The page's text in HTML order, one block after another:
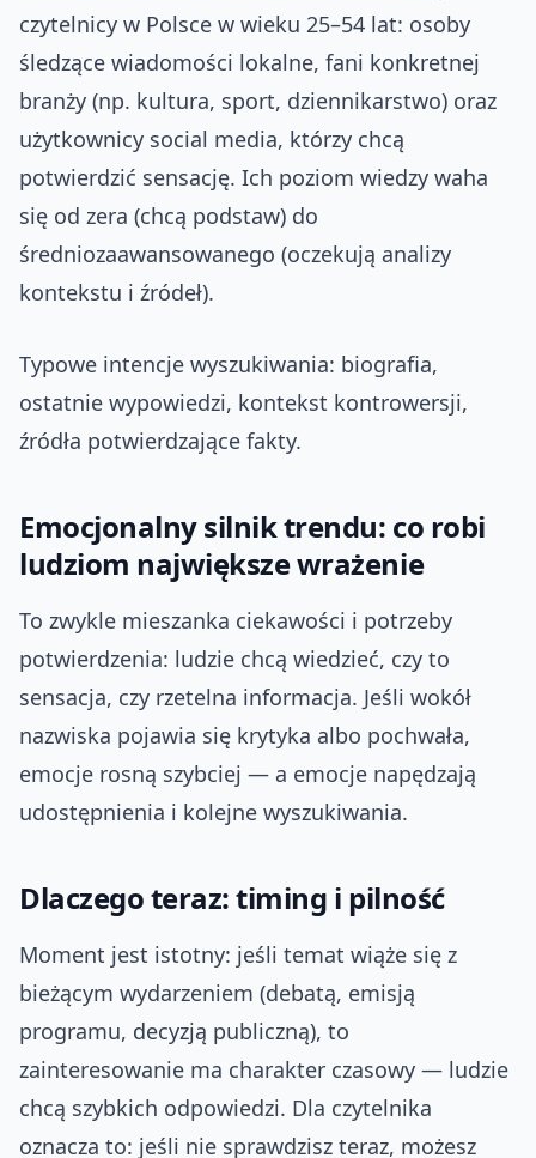
czytelnicy w Polsce w wieku 25–54 lat: osoby
śledzące wiadomości lokalne, fani konkretnej
branży (np. kultura, sport, dziennikarstwo) oraz
użytkownicy social media, którzy chcą
potwierdzić sensację. Ich poziom wiedzy waha
się od zera (chcą podstaw) do
średniozaawansowanego (oczekują analizy
kontekstu i źródeł).
Typowe intencje wyszukiwania: biografia,
ostatnie wypowiedzi, kontekst kontrowersji,
źródła potwierdzające fakty.
Emocjonalny silnik trendu: co robi
ludziom największe wrażenie
To zwykle mieszanka ciekawości i potrzeby
potwierdzenia: ludzie chcą wiedzieć, czy to
sensacja, czy rzetelna informacja. Jeśli wokół
nazwiska pojawia się krytyka albo pochwała,
emocje rosną szybciej — a emocje napędzają
udostępnienia i kolejne wyszukiwania.
Dlaczego teraz: timing i pilność
Moment jest istotny: jeśli temat wiąże się z
bieżącym wydarzeniem (debatą, emisją
programu, decyzją publiczną), to
zainteresowanie ma charakter czasowy — ludzie
chcą szybkich odpowiedzi. Dla czytelnika
oznacza to: jeśli nie sprawdzisz teraz, możesz